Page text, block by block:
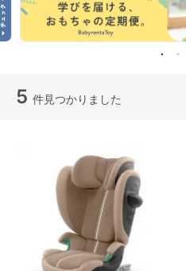
5 件見つかりました